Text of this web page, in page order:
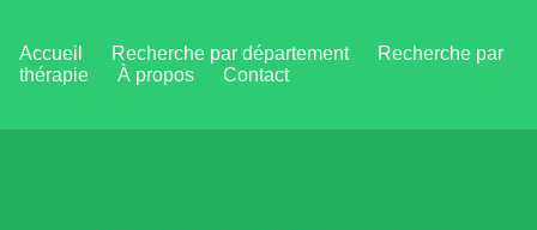
Accueil Recherche par département
Recherche par
thérapie
À propos Contact